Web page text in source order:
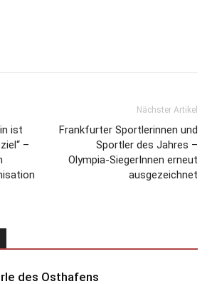
ist
–
Nächster Artikel
Frankfurter Sportlerinnen und
Sportler des Jahres –
Olympia-SiegerInnen erneut
ausgezeichnet
des Osthafens